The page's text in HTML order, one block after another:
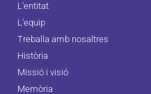
L'entitat
L'equip
Treballa amb nosaltres
Història
Missió i visió
Memòria